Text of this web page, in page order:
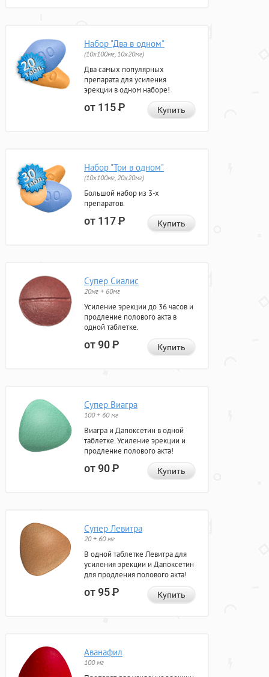
Набор "Два в одном"
(10x100мг, 10x20мг)
Два самых популярных
препарата для усиления
эрекции в одном наборе!
от 115Р Купить
Набор "Три в одном"
(10x100мг, 20x20мг)
Большой набор из 3-х
препаратов.
от 117Р Купить
Супер Сиалис
20мг + 60мг
Усиление эрекции до 36 часов и
продление полового акта в
одной таблетке.
от 90Р Купить
Супер Виагра
100 + 60 мг
Виагра и Дапоксетин в одной
таблетке. Усиление эрекции и
продление полового акта!
от 90Р Купить
Супер Левитра
20 + 60 мг
В одной таблетке Левитра для
усиления эрекции и Дапоксетин
для продления полового акта!
от 95Р Купить
Аванафил
100 мг